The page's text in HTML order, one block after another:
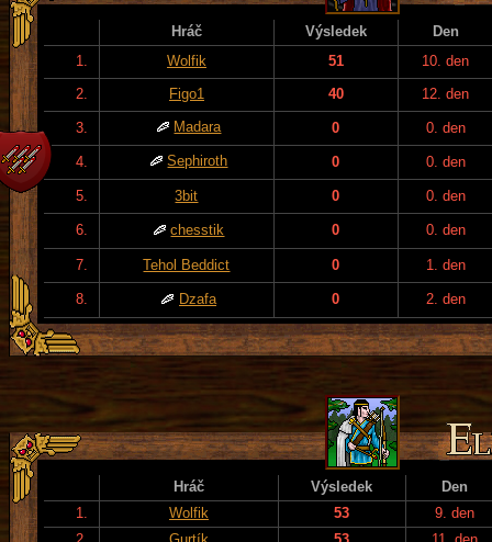
Hráč Výsledek
Den
1.
Wolfik 51
10. den
2.
Figo1 40 12. den
3. Madara 0 0. den
4. Sephiroth 0 0. den
5. 3bit 0 0. den
6. chesstik 0 0. den
7. Tehol Beddict 0 1. den
8. Dzafa 0 2. den
Hráč Výsledek
Den
1.
Wolfik 53
9. den